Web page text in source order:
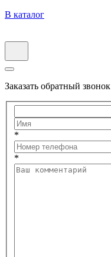
В каталог
Заказать обратный звонок
*
*